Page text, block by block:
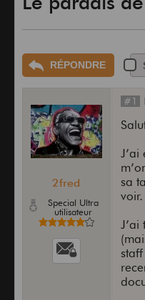
RÉPONDRE
2fred
Special Ultra
utilisateur
#1
sa
voir.